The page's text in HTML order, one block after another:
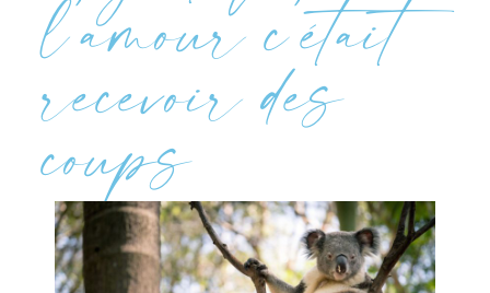
l’amour c’était
recevoir des
coups